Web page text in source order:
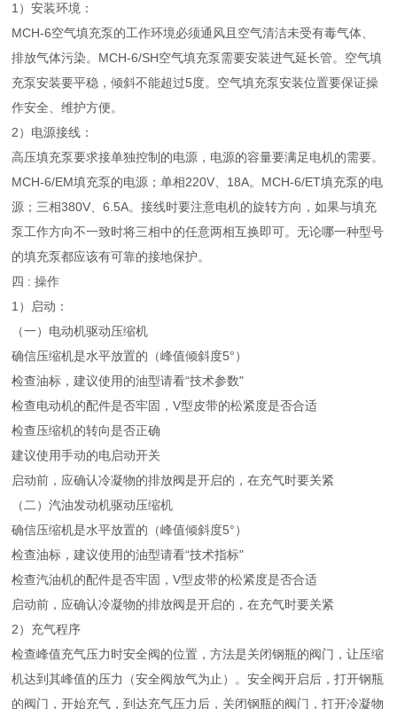
1）安装环境：
MCH-6空气填充泵的工作环境必须通风且空气清洁未受有毒气体、
排放气体污染。MCH-6/SH空气填充泵需要安装进气延长管。空气填
充泵安装要平稳，倾斜不能超过5度。空气填充泵安装位置要保证操
作安全、维护方便。
2）电源接线：
高压填充泵要求接单独控制的电源，电源的容量要满足电机的需要。
MCH-6/EM填充泵的电源；单相220V、18A。MCH-6/ET填充泵的电
源；三相380V、6.5A。接线时要注意电机的旋转方向，如果与填充
泵工作方向不一致时将三相中的任意两相互换即可。无论哪一种型号
的填充泵都应该有可靠的接地保护。
四 : 操作
1）启动：
（一）电动机驱动压缩机
确信压缩机是水平放置的（峰值倾斜度5°）
检查油标，建议使用的油型请看“技术参数"
检查电动机的配件是否牢固，V型皮带的松紧度是否合适
检查压缩机的转向是否正确
建议使用手动的电启动开关
启动前，应确认冷凝物的排放阀是开启的，在充气时要关紧
（二）汽油发动机驱动压缩机
确信压缩机是水平放置的（峰值倾斜度5°）
检查油标，建议使用的油型请看“技术指标"
检查汽油机的配件是否牢固，V型皮带的松紧度是否合适
启动前，应确认冷凝物的排放阀是开启的，在充气时要关紧
2）充气程序
检查峰值充气压力时安全阀的位置，方法是关闭钢瓶的阀门，让压缩
机达到其峰值的压力（安全阀放气为止）。安全阀开启后，打开钢瓶
的阀门，开始充气，到达充气压力后，关闭钢瓶的阀门，打开冷凝物